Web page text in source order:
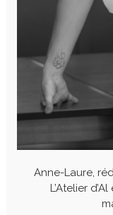
Anne-Laure,
L’Atelier